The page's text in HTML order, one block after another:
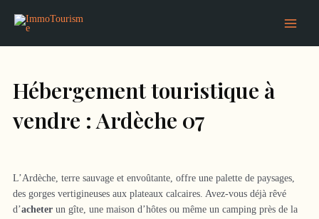
Hébergement touristique à
vendre : Ardèche 07
L’Ardèche, terre sauvage et envoûtante, offre une palette de paysages,
des gorges vertigineuses aux plateaux calcaires. Avez-vous déjà rêvé
d’acheter un gîte, une maison d’hôtes ou même un camping près de la